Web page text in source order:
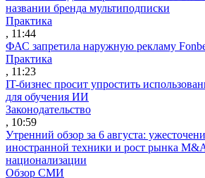
названии бренда мультиподписки
Практика
, 11:44
ФАС запретила наружную рекламу
Практика
, 11:23
IT-бизнес просит упростить
для обучения ИИ
Законодательство
, 10:59
Утренний обзор за 6 августа:
иностранной техники и рост рынка
национализации
Обзор СМИ